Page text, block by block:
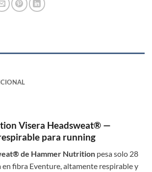
Visera Headsweat® —
para running
de Hammer Nutrition pesa solo 28
en fibra Eventure, altamente respirable y